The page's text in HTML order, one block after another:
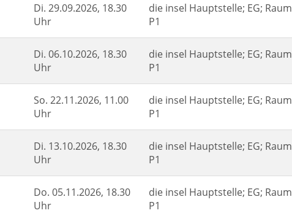
Di. 29.09.2026, 18.30
Uhr
die insel Hauptstelle; EG; Raum
P1
Di. 06.10.2026, 18.30
Uhr
die insel Hauptstelle; EG; Raum
P1
So. 22.11.2026, 11.00
Uhr
die insel Hauptstelle; EG; Raum
P1
Di. 13.10.2026, 18.30
Uhr
die insel Hauptstelle; EG; Raum
P1
Do. 05.11.2026, 18.30
Uhr
die insel Hauptstelle; EG; Raum
P1